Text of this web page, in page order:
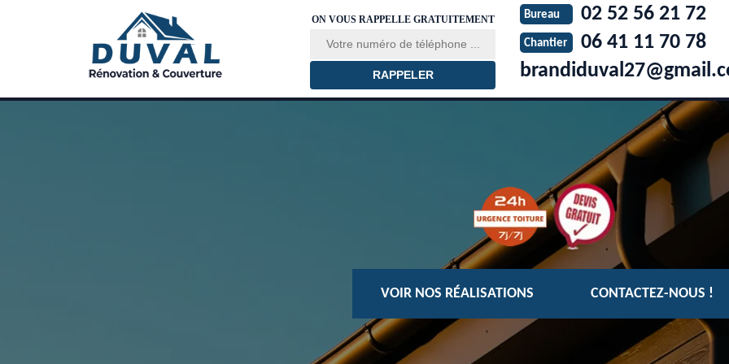
ON VOUS RAPPELLE GRATUITEMENT Bureau 02 52 56 21 72
Chantier
06 41 11 70 78
VOIR NOS RÉALISATIONS CONTACTEZ-NOUS !